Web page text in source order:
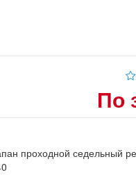
По
проходной седельный